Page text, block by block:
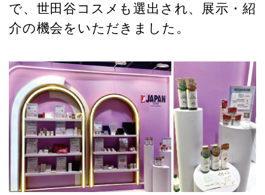
で、世田谷コスメも選出され、展示・紹
介の機会をいただきました。